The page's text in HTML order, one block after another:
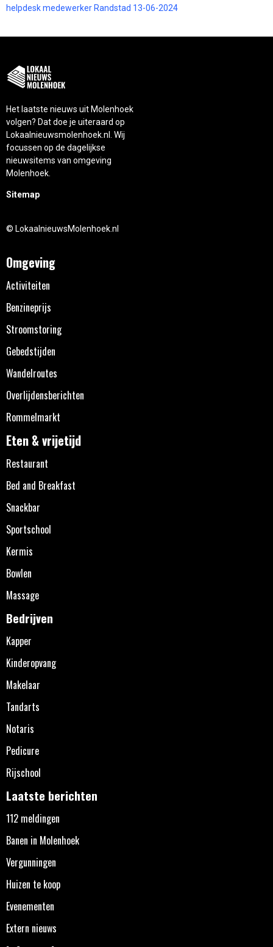
helpdesk medewerker Randstad 13-06-2024
Het laatste nieuws uit Molenhoek
volgen? Dat doe je uiteraard op
Lokaalnieuwsmolenhoek.nl. Wij
focussen op de dagelijkse
nieuwsitems van omgeving
Molenhoek.
Sitemap
© LokaalnieuwsMolenhoek.nl
Omgeving
Activiteiten
Benzineprijs
Stroomstoring
Gebedstijden
Wandelroutes
Overlijdensberichten
Rommelmarkt
Eten & vrijetijd
Restaurant
Bed and Breakfast
Snackbar
Sportschool
Kermis
Bowlen
Massage
Bedrijven
Kapper
Kinderopvang
Makelaar
Tandarts
Notaris
Pedicure
Rijschool
Laatste berichten
112 meldingen
Banen in Molenhoek
Vergunningen
Huizen te koop
Evenementen
Extern nieuws